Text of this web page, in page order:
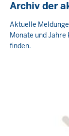
Archiv der
Aktuelle
Monate und
finden.